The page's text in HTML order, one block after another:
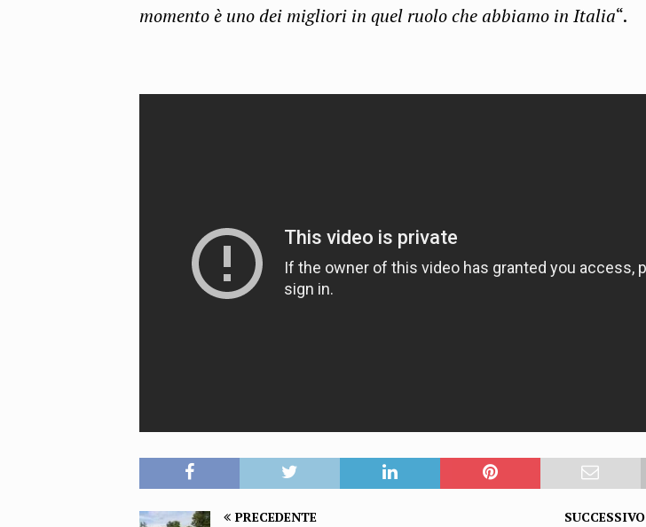
momento è uno dei migliori in quel ruolo che abbiamo in Italia“.
PRECEDENTE SUCCESSIVO